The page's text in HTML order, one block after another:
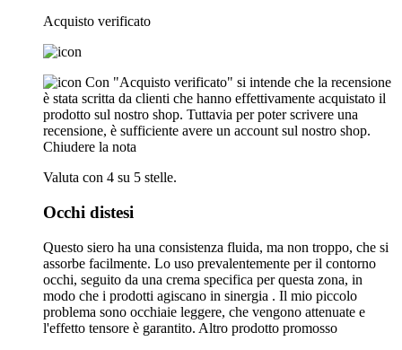
Acquisto verificato
Con "Acquisto verificato" si intende che la recensione
è stata scritta da clienti che hanno effettivamente acquistato il
prodotto sul nostro shop. Tuttavia per poter scrivere una
recensione, è sufficiente avere un account sul nostro shop.
Chiudere la nota
Valuta con 4 su 5 stelle.
Occhi distesi
Questo siero ha una consistenza fluida, ma non troppo, che si
assorbe facilmente. Lo uso prevalentemente per il contorno
occhi, seguito da una crema specifica per questa zona, in
modo che i prodotti agiscano in sinergia . Il mio piccolo
problema sono occhiaie leggere, che vengono attenuate e
l'effetto tensore è garantito. Altro prodotto promosso